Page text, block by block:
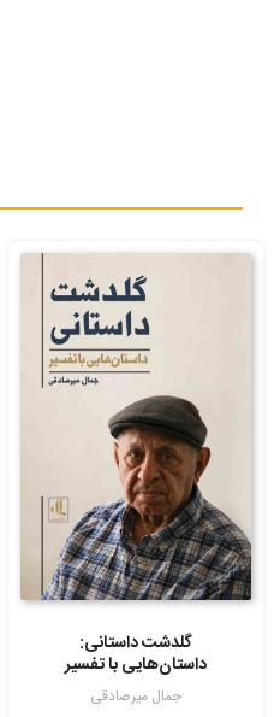
گلدشت داستانی:
داستان‌هایی با تفسیر
جمال میرصادقی